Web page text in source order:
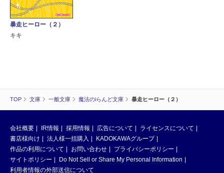
TOP 文庫 一般文庫 魔法のiらんど文庫 暴走ヒーロー（２）
暴走ヒーロー（２）
キキ
会社概要 IR情報 採用情報 広告について
ライセンスについて
書店様向け
法人様一括購入
KADOKAWAグループ
作品の利用について
お問い合わせ
プライバシーポリシー
サイトポリシー
Do Not Sell or Share My Personal Information
利用者情報の外部送信について